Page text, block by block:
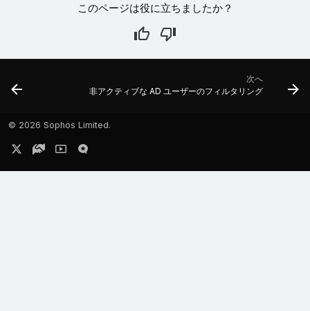
このページは役に立ちましたか？
次へ
非アクティブな AD ユーザーのフィルタリング
© 2026 Sophos Limited.